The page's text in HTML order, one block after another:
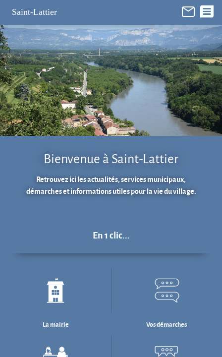
Saint-Lattier
Bienvenue à Saint-Lattier
Retrouvez ici les actualités, services municipaux,
démarches et informations utiles pour la vie du village.
En 1 clic...
La mairie Vos démarches